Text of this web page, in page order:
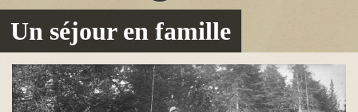
M
u
Un séjour en famille